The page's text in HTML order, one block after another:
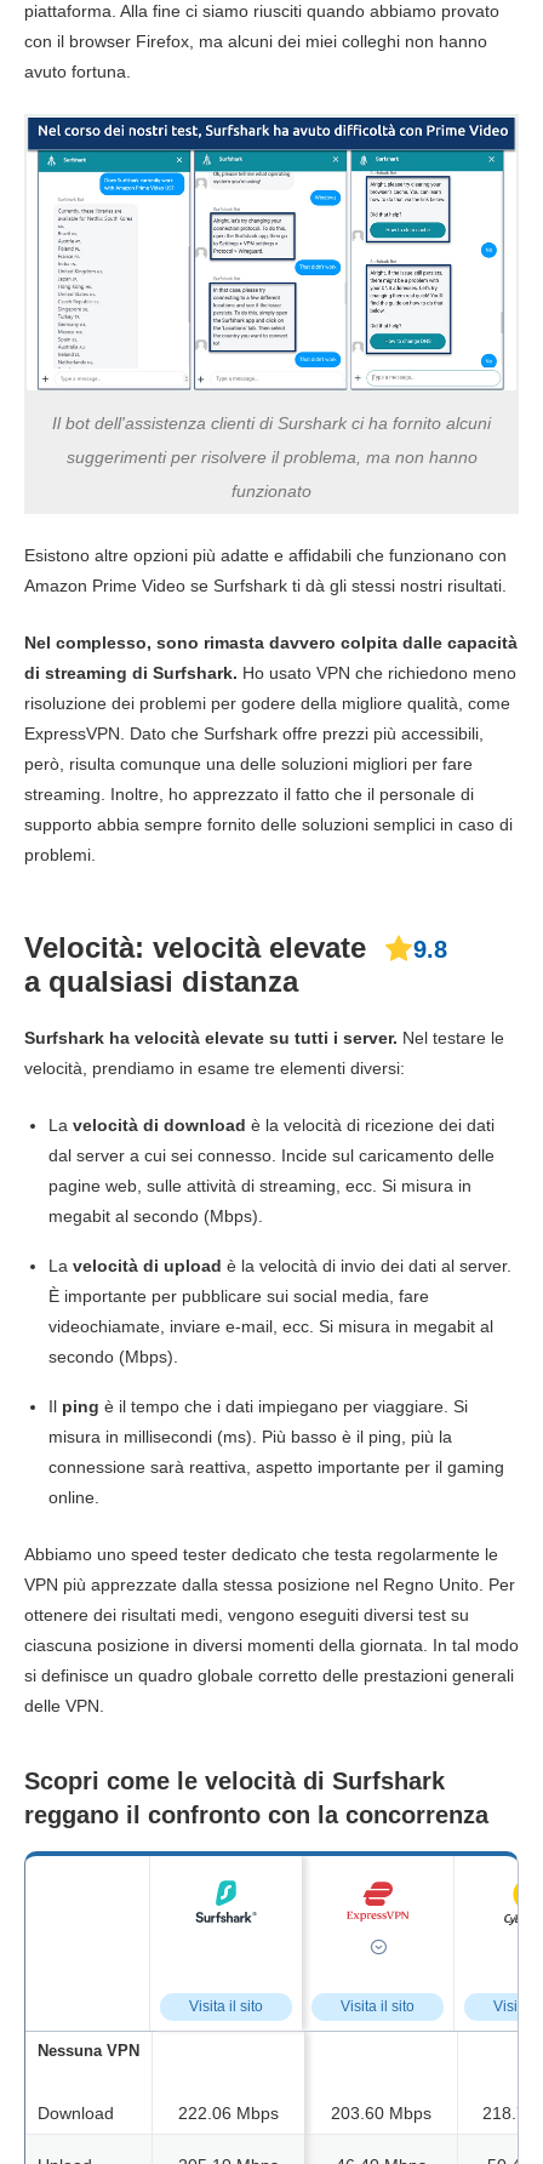
piattaforma. Alla fine ci siamo riusciti quando abbiamo provato
con il browser Firefox, ma alcuni dei miei colleghi non hanno
avuto fortuna.
Il bot dell'assistenza clienti di Surshark ci ha fornito alcuni
suggerimenti per risolvere il problema, ma non hanno
funzionato
Esistono altre opzioni più adatte e affidabili che funzionano con
Amazon Prime Video se Surfshark ti dà gli stessi nostri risultati.
Nel complesso, sono rimasta davvero colpita dalle capacità
di streaming di Surfshark. Ho usato VPN che richiedono meno
risoluzione dei problemi per godere della migliore qualità, come
ExpressVPN. Dato che Surfshark offre prezzi più accessibili,
però, risulta comunque una delle soluzioni migliori per fare
streaming. Inoltre, ho apprezzato il fatto che il personale di
supporto abbia sempre fornito delle soluzioni semplici in caso di
problemi.
Velocità: velocità elevate
a qualsiasi distanza
9.8
Surfshark ha velocità elevate su tutti i server. Nel testare le
velocità, prendiamo in esame tre elementi diversi:
La velocità di download è la velocità di ricezione dei dati
dal server a cui sei connesso. Incide sul caricamento delle
pagine web, sulle attività di streaming, ecc. Si misura in
megabit al secondo (Mbps).
La velocità di upload è la velocità di invio dei dati al server.
È importante per pubblicare sui social media, fare
videochiamate, inviare e-mail, ecc. Si misura in megabit al
secondo (Mbps).
Il ping è il tempo che i dati impiegano per viaggiare. Si
misura in millisecondi (ms). Più basso è il ping, più la
connessione sarà reattiva, aspetto importante per il gaming
online.
Abbiamo uno speed tester dedicato che testa regolarmente le
VPN più apprezzate dalla stessa posizione nel Regno Unito. Per
ottenere dei risultati medi, vengono eseguiti diversi test su
ciascuna posizione in diversi momenti della giornata. In tal modo
si definisce un quadro globale corretto delle prestazioni generali
delle VPN.
Scopri come le velocità di Surfshark
reggano il confronto con la concorrenza
Visita il sito Visita il sito Visita il
Nessuna VPN
Download 222.06 Mbps 203.60 Mbps 218.73